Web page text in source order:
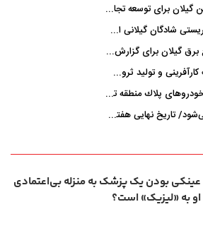
ظرفیت ۵۰۰ هزار مرزنشین گیلان برای توسعه تجارت فعال می‌شود
یکی از شهدای حادثه تروریستی شادگان گیلانی است/ شهادت «سینا سیاه‌ نژاد» در درگیری با اشرار مسلح
پاداش ۳۰۰ میلیونی توزیع برق گیلان برای گزارش ماینرهای غیرمجاز
مهارت‌آموزی موتور محرک کارآفرینی و تولید ثروت است
تمدید خودكار مجوز تردد خودروهای پلاك منطقه تا پایان آذر ۱۴۰۵
انتخابات در پاییز برگزار می‌شود/ تاریخ نهایی هفته آینده اعلام می‌شود
عینکی‌ بودن یک پزشک به منزله بی‌اعتمادی
او به «لیزیک» است؟